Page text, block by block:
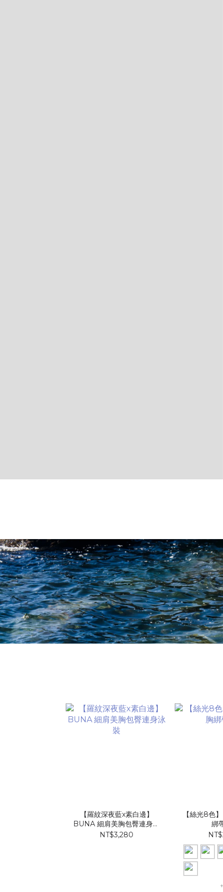
【羅紋深夜藍x素白邊】
BUNA 細肩美胸包臀連身泳
裝
NT$3,280
【絲光8色
綁